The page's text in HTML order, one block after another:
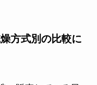
方式別の比較に